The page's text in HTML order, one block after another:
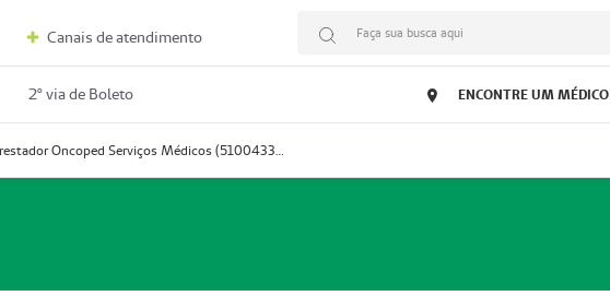
Canais de atendimento Faça sua busca aqui
2º via de Boleto ENCONTRE UM MÉDICO
Prestador Oncoped Serviços Médicos (51004335-0)